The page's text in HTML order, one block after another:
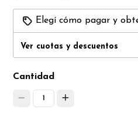
Elegí cómo pagar y
Ver cuotas y descuentos
Cantidad
1